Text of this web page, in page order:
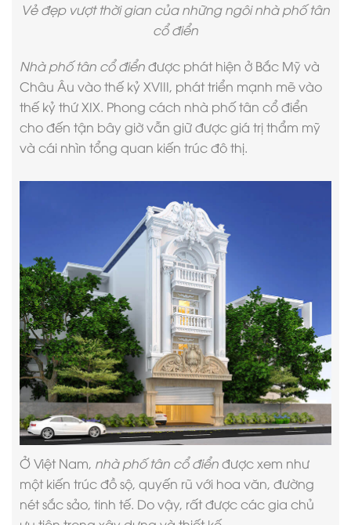
Vẻ đẹp vượt thời gian của những ngôi nhà phố tân
cổ điển
Nhà phố tân cổ điểnđược phát hiện ở Bắc Mỹ và
Châu Âu vào thế kỷ XVIII, phát triển mạnh mẽ vào
thế kỷ thứ XIX. Phong cách nhà phố tân cổ điển
cho đến tận bây giờ vẫn giữ được giá trị thẩm mỹ
và cái nhìn tổng quan kiến trúc đô thị.
Ở Việt Nam, nhà phố tân cổ điểnđược xem như
một kiến trúc đồ sộ, quyến rũ với hoa văn, đường
nét sắc sảo, tinh tế. Do vậy, rất được các gia chủ